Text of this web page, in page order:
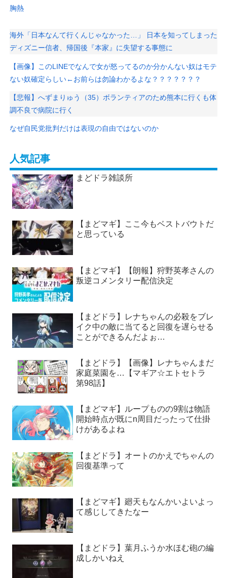
胸熱
海外「日本なんて行くんじゃなかった…」 日本を知ってしまった
ディズニー信者、帰国後『本家』に失望する事態に
【画像】このLINEでなんで女が怒ってるのか分かんない奴はモテ
ない奴確定らしい←お前らは勿論わかるよな？？？？？？？
【悲報】へずまりゅう（35）ボランティアのため熊本に行くも体
調不良で病院に行く
なぜ自民党批判だけは表現の自由ではないのか
人気記事
まどドラ雑談所
【まどマギ】ここ今もベストバウトだ
と思っている
【まどマギ】【朗報】狩野英孝さんの
叛逆コメンタリー配信決定
【まどドラ】レナちゃんの必殺をブレ
イク中の敵に当てると回復を遅らせる
ことができるんだよぉ…
【まどドラ】【画像】レナちゃんまだ
家庭菜園を…【マギア☆エトセトラ
第98話】
【まどマギ】ループものの9割は物語
開始時点が既にn周目だったって仕掛
けがあるよね
【まどドラ】オートのかえでちゃんの
回復基準って
【まどマギ】廻天もなんかいよいよっ
て感じしてきたなー
【まどドラ】葉月ふうか水ほむ砲の編
成しかいねえ